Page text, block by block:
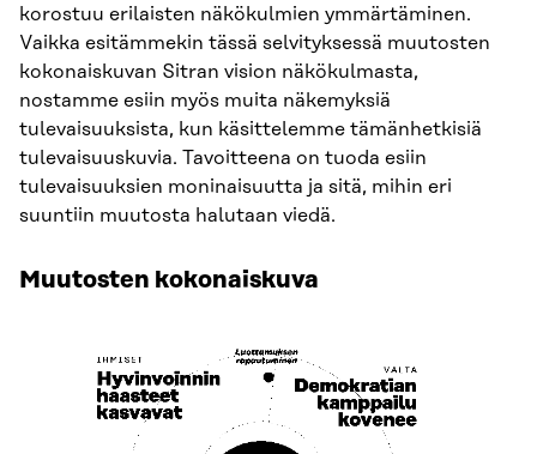
korostuu erilaisten näkökulmien ymmärtäminen.
Vaikka esitämmekin tässä selvityksessä muutosten
kokonaiskuvan Sitran vision näkökulmasta,
nostamme esiin myös muita näkemyksiä
tulevaisuuksista, kun käsittelemme tämänhetkisiä
tulevaisuuskuvia. Tavoitteena on tuoda esiin
tulevaisuuksien moninaisuutta ja sitä, mihin eri
suuntiin muutosta halutaan viedä.
Muutosten kokonaiskuva